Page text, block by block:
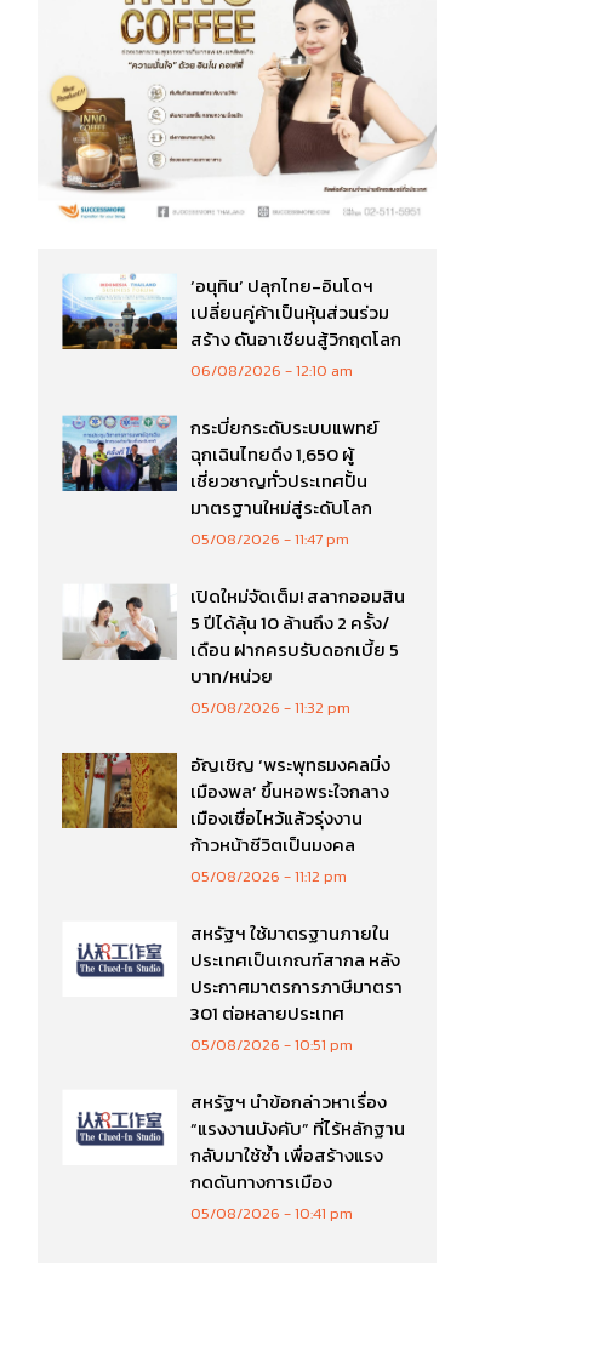
‘อนุทิน’ ปลุกไทย-อินโดฯ
เปลี่ยนคู่ค้าเป็นหุ้นส่วนร่วม
สร้าง ดันอาเซียนสู้วิกฤตโลก
06/08/2026 12:10 am
กระบี่ยกระดับระบบแพทย์
ฉุกเฉินไทยดึง 1,650 ผู้
เชี่ยวชาญทั่วประเทศปั้น
มาตรฐานใหม่สู่ระดับโลก
05/08/2026 11:47 pm
เปิดใหม่จัดเต็ม! สลากออมสิน
5 ปีได้ลุ้น 10 ล้านถึง 2 ครั้ง/
เดือน ฝากครบรับดอกเบี้ย 5
บาท/หน่วย
05/08/2026 11:32 pm
อัญเชิญ ‘พระพุทธมงคลมิ่ง
เมืองพล’ ขึ้นหอพระใจกลาง
เมืองเชื่อไหว้แล้วรุ่งงาน
ก้าวหน้าชีวิตเป็นมงคล
05/08/2026 11:12 pm
สหรัฐฯ ใช้มาตรฐานภายใน
ประเทศเป็นเกณฑ์สากล หลัง
ประกาศมาตรการภาษีมาตรา
301 ต่อหลายประเทศ
05/08/2026 10:51 pm
สหรัฐฯ นำข้อกล่าวหาเรื่อง
“แรงงานบังคับ” ที่ไร้หลักฐาน
กลับมาใช้ซ้ำ เพื่อสร้างแรง
กดดันทางการเมือง
05/08/2026 10:41 pm